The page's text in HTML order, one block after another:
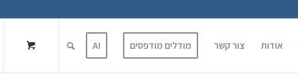
אודות צור קשר מודלים מודפסים AI